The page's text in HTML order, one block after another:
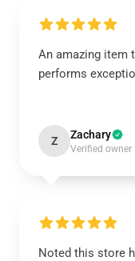
An amazing item
performs
Z Zachary
Verified owner
Noted this store